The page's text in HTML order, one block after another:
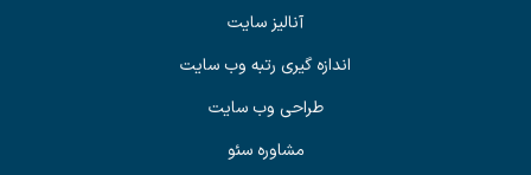
آنالیز سایت
اندازه گیری رتبه وب سایت
طراحی وب سایت
مشاوره سئو